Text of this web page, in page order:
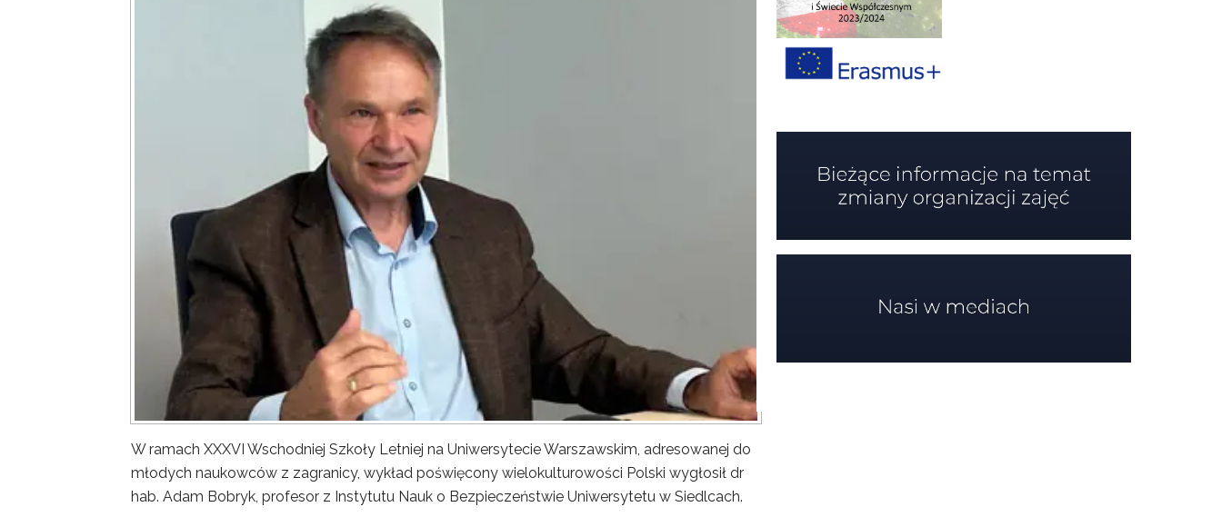
W ramach XXXVI Wschodniej Szkoły Letniej na Uniwersytecie Warszawskim, adresowanej do
młodych naukowców z zagranicy, wykład poświęcony wielokulturowości Polski wygłosił dr
hab. Adam Bobryk, profesor z Instytutu Nauk o Bezpieczeństwie Uniwersytetu w Siedlcach.